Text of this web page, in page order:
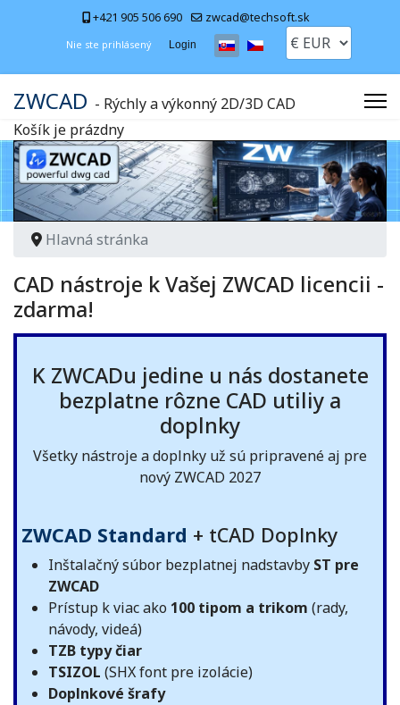
+421 905 506 690 zwcad@techsoft.sk
Nie ste prihlásený Login Vyberte váš jazyk
ZWCAD - Rýchly a výkonný 2D/3D CAD
Košík je prázdny
Hlavná stránka
CAD nástroje k Vašej ZWCAD licencii -
zdarma!
K ZWCADu jedine u nás dostanete
bezplatne rôzne CAD utiliy a
doplnky
Všetky nástroje a doplnky už sú pripravené aj pre
nový ZWCAD 2027
ZWCAD Standard + tCAD Doplnky
Inštalačný súbor bezplatnej nadstavby ST pre
ZWCAD
Prístup k viac ako 100 tipom a trikom (rady,
návody, videá)
TZB typy čiar
TSIZOL (SHX font pre izolácie)
Doplnkové šrafy